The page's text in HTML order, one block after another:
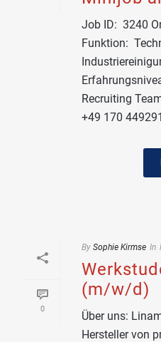
Job ID: 3240
Funktion:
Recruiting
+49 170
0
By Sophie Kirmse In
(m/w/d)
Über uns:
Hersteller von